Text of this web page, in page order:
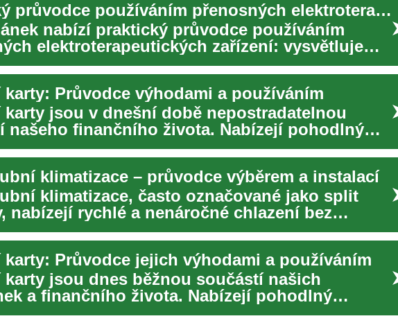
Praktický průvodce používáním přenosných elektroterapeutických zařízení
nabízí praktický průvodce používáním
elektroterapeutických zařízení: vysvětluje
elek...
Průvodce výhodami a používáním
karty jsou v dnešní době nepostradatelnou
našeho finančního života. Nabízejí pohodlný
klimatizace – průvodce výběrem a instalací
klimatizace, často označované jako split
nabízejí rychlé a nenáročné chlazení bez
Průvodce jejich výhodami a používáním
karty jsou dnes běžnou součástí našich
a finančního života. Nabízejí pohodlný
a řad...